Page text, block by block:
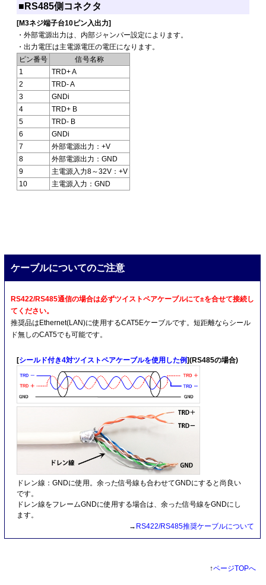
■RS485側コネクタ
[M3ネジ端子台10ピン入出力]
・外部電源出力は、内部ジャンパー設定によります。
・出力電圧は主電源電圧の電圧になります。
ピン番号
信号名称
1
TRD+ A
2
TRD- A
3
GNDi
4
TRD+ B
5
TRD- B
6
GNDi
7
外部電源出力：+V
8
外部電源出力：GND
9
主電源入力8～32V：+V
10
主電源入力：GND
ケーブルについてのご注意
RS422/RS485通信の場合は必ずツイストペアケーブルにて±を合せて接続し
てください。
推奨品はEthernet(LAN)に使用するCAT5Eケーブルです。短距離ならシール
ド無しのCAT5でも可能です。
[シールド付き4対ツイストペアケーブルを使用した例](RS485の場合)
ドレン線：GNDに使用。余った信号線も合わせてGNDにすると尚良い
です。
ドレン線をフレームGNDに使用する場合は、余った信号線をGNDにし
ます。
→ RS422/RS485推奨ケーブルについて
↑ページTOPへ